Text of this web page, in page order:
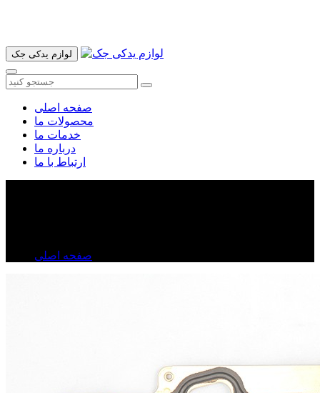
لوازم یدکی جک
صفحه اصلی
محصولات ما
خدمات ما
درباره ما
ارتباط با ما
صفحه اصلی